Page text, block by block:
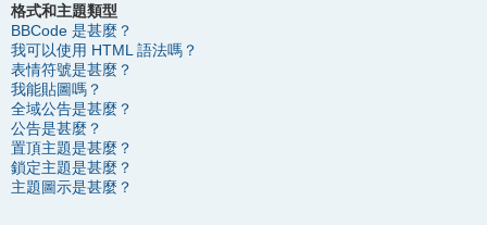
格式和主題類型
BBCode 是甚麼？
我可以使用 HTML 語法嗎？
表情符號是甚麼？
我能貼圖嗎？
全域公告是甚麼？
公告是甚麼？
置頂主題是甚麼？
鎖定主題是甚麼？
主題圖示是甚麼？